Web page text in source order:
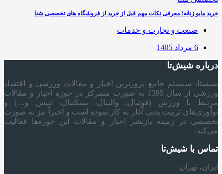
خرید مایو زنانه؛ معرفی نکات مهم قبل از خرید از فروشگاه های تخصصی شنا
صنعت و تجارت و خدمات
6 مرداد 1405
درباره شیش‌تا
شیشتا، سیستم جامع بروزترین اخبار و مقالات ورزشی و اقتصاد
ورزشی از سال 1395 به صورت متمرکز در حوزه اخبار و مقالات
مرتبط با ورزش (فوتبال، والیبال، بسکتبال، تنیس و…) و
نوآوری‌های تربیت بدنی آغاز به کار نموده است و اخیراً نیز به صورت
تخصصی در زمینه بازنشر اخبار و مقالات این حوزه‌ها فعالیت
می‌کند.
تماس با شیش‌تا
ایران، تهران